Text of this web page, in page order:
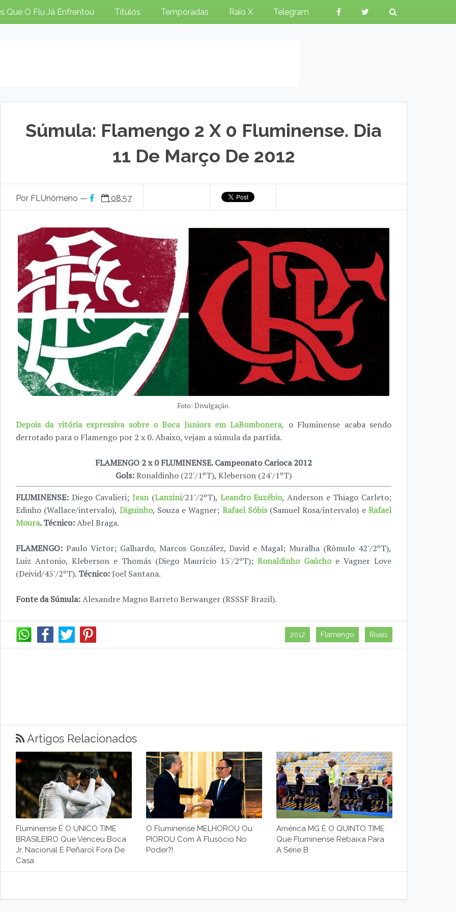
Que O Flu Já Enfrentou Títulos Temporadas Raio X Telegram
Súmula: Flamengo 2 X 0 Fluminense. Dia
11 De Março De 2012
Por FLUnômeno — 08:57
Foto: Divulgação.
Depois da vitória expressiva sobre o Boca Juniors em LaBombonera, o Fluminense acaba sendo
derrotado para o Flamengo por 2 x 0. Abaixo, vejam a súmula da partida.
FLAMENGO 2 x 0 FLUMINENSE. Campeonato Carioca 2012
Gols:Ronaldinho (22'/1ºT), Kleberson (24'/1ºT)
FLUMINENSE: Diego Cavalieri;Jean (Lanzini/21'/2ºT), Leandro Euzébio, Anderson e Thiago Carleto;
Edinho (Wallace/intervalo), Diguinho, Souza e Wagner; Rafael Sóbis(Samuel Rosa/intervalo) eRafael
Moura. Técnico:Abel Braga.
FLAMENGO: Paulo Victor; Galhardo, Marcos González, David e Magal; Muralha (Rômulo 42'/2ºT),
Luiz Antonio, Kleberson e Thomás (Diego Maurício 15'/2ºT); Ronaldinho Gaúchoe Vagner Love
(Deivid/45'/2ºT). Técnico:Joel Santana.
Fonte da Súmula:Alexandre Magno Barreto Berwanger (RSSSF Brazil).
2012 Flamengo Rivais
Artigos Relacionados
Fluminense É O ÚNICO TIME
BRASILEIRO Que Venceu Boca
Jr, Nacional E Peñarol Fora De
Casa
O Fluminense MELHOROU Ou
PIOROU Com A Flusócio No
Poder?!
América MG É O QUINTO TIME
Que Fluminense Rebaixa Para
A Série B